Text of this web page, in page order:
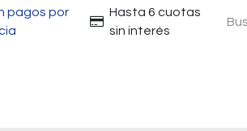
pagos por
Hasta 6 cuotas
sin interés